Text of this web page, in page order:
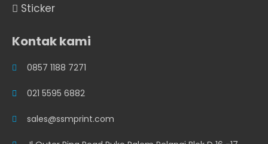
Sticker
Kontak kami
0857 1188 7271
021 5595 6882
sales@ssmprint.com